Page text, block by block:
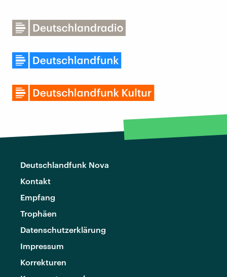
Deutschlandfunk Nova
Kontakt
Empfang
Trophäen
Datenschutzerklärung
Impressum
Korrekturen